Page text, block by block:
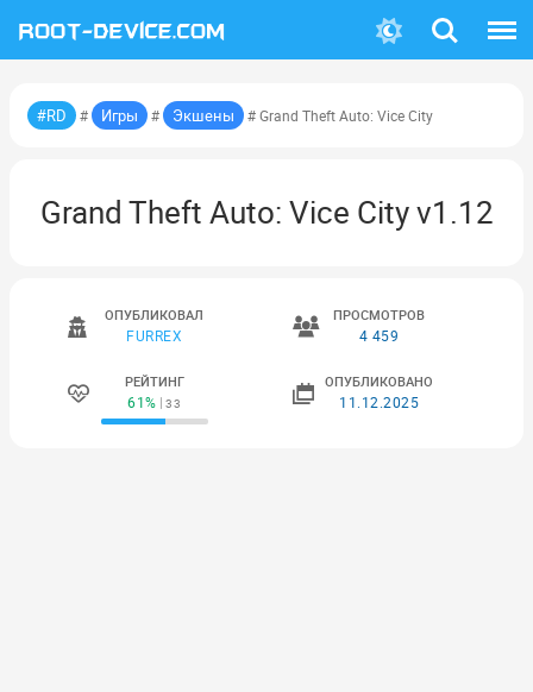
Поиск
#RD # Игры # Экшены # Grand Theft Auto: Vice City
Grand Theft Auto: Vice City v1.12
ОПУБЛИКОВАЛ
FURREX
ПРОСМОТРОВ
4 459
РЕЙТИНГ
61% 33
ОПУБЛИКОВАНО
11.12.2025